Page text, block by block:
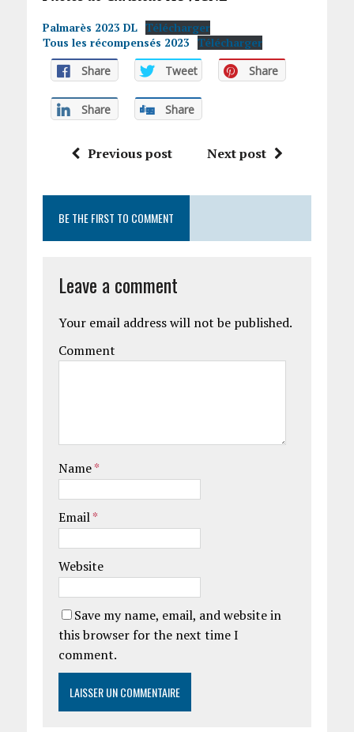
Palmarès 2023 DL Télécharger
Tous les récompensés 2023
Télécharger
Share Tweet Share
Share Share
Previous post Next post
BE THE FIRST TO COMMENT
Leave a comment
Your email address will not be published.
Comment
Name*
Email*
Website
Save my name, email, and website in
this browser for the next time I
comment.